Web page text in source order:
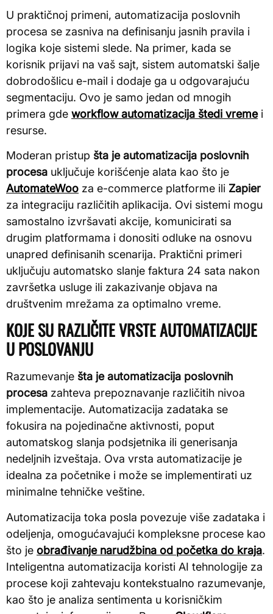
U praktičnoj primeni, automatizacija poslovnih
procesa se zasniva na definisanju jasnih pravila i
logika koje sistemi slede. Na primer, kada se
korisnik prijavi na vaš sajt, sistem automatski šalje
dobrodošlicu e-mail i dodaje ga u odgovarajuću
segmentaciju. Ovo je samo jedan od mnogih
primera gde workflow automatizacija štedi vremei
resurse.
Moderan pristup šta je automatizacija poslovnih
procesa uključuje korišćenje alata kao što je
AutomateWoo za e-commerce platforme ili Zapier
za integraciju različitih aplikacija. Ovi sistemi mogu
samostalno izvršavati akcije, komunicirati sa
drugim platformama i donositi odluke na osnovu
unapred definisanih scenarija. Praktični primeri
uključuju automatsko slanje faktura 24 sata nakon
završetka usluge ili zakazivanje objava na
društvenim mrežama za optimalno vreme.
KOJE SU RAZLIČITE VRSTE AUTOMATIZACIJE
U POSLOVANJU
Razumevanje šta je automatizacija poslovnih
procesa zahteva prepoznavanje različitih nivoa
implementacije. Automatizacija zadataka se
fokusira na pojedinačne aktivnosti, poput
automatskog slanja podsjetnika ili generisanja
nedeljnih izveštaja. Ova vrsta automatizacije je
idealna za početnike i može se implementirati uz
minimalne tehničke veštine.
Automatizacija toka posla povezuje više zadataka i
odeljenja, omogućavajući kompleksne procese kao
što je obrađivanje narudžbina od početka do kraja.
Inteligentna automatizacija koristi AI tehnologije za
procese koji zahtevaju kontekstualno razumevanje,
kao što je analiza sentimenta u korisničkim